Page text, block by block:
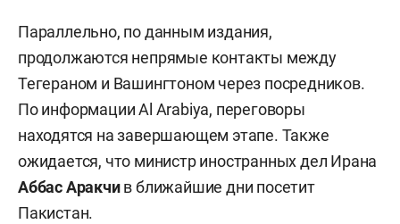
Параллельно, по данным издания,
продолжаются непрямые контакты между
Тегераном и Вашингтоном через посредников.
По информации Al Arabiya, переговоры
находятся на завершающем этапе. Также
ожидается, что министр иностранных дел Ирана
Аббас Аракчив ближайшие дни посетит
Пакистан.